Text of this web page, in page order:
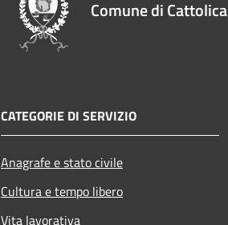
Comune di Cattolica
CATEGORIE DI SERVIZIO
Anagrafe e stato civile
Cultura e tempo libero
Vita lavorativa